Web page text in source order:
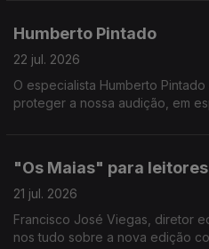
Humberto Pintado
22 jul. 2026
O especialista Humberto
proteger a nossa audição, em
"Os Maias" para
21 jul. 2026
Francisco José Viegas, diretor
nos tudo sobre a nova edição